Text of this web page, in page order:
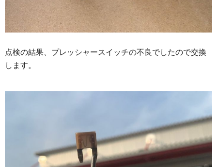
点検の結果、プレッシャースイッチの不良でしたので交換
します。